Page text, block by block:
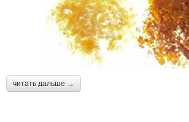
читать дальше →